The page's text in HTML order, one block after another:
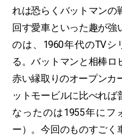
れは恐らくバットマンの
回す愛車といった趣が強
のは、1960年代のTV
る。バットマンと相棒ロ
赤い縁取りのオープンカ
ットモービルに比べれば
なったのは1955年にフ
ー）。今回のものすごく